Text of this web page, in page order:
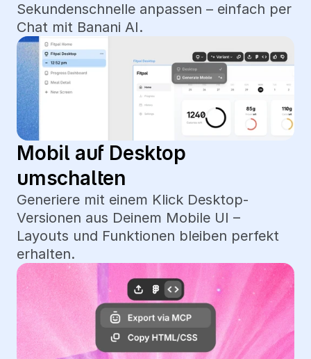
Sekundenschnelle anpassen – einfach per
Chat mit Banani AI.
Mobil auf Desktop
umschalten
Generiere mit einem Klick Desktop-
Versionen aus Deinem Mobile UI –
Layouts und Funktionen bleiben perfekt
erhalten.